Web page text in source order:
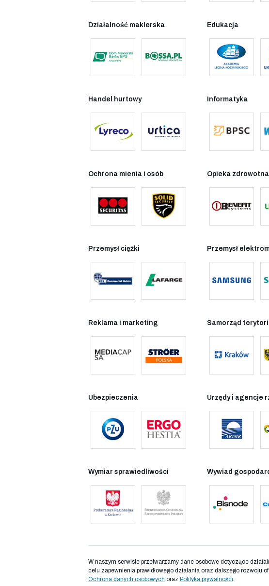
Działalność maklerska Edukacja
Handel hurtowy Informatyka
Ochrona mienia i osób Opieka zdrowotna
Przemysł ciężki Przemysł
Reklama i marketing Samorząd
Ubezpieczenia Urzędy i agencje
Wymiar sprawiedliwości Wywiad
W naszym serwisie przetwarzamy dane osobowe dotyczące
celu zapewnienia prawidłowego działania oraz dalszego rozwoju
Ochrona danych osobowych oraz Polityka prywatności.